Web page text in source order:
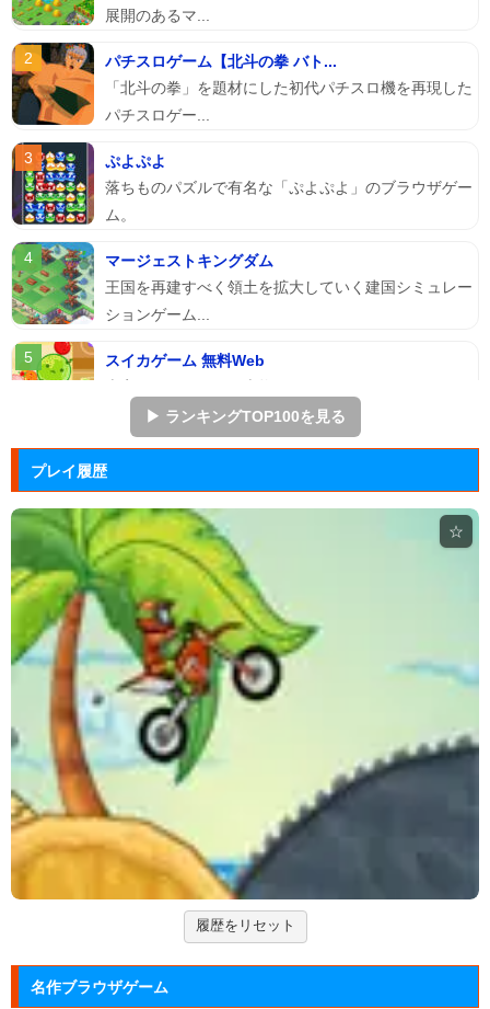
展開のあるマ...
パチスロゲーム【北斗の拳 バト...
「北斗の拳」を題材にした初代パチスロ機を再現した
パチスロゲー...
ぷよぷよ
落ちものパズルで有名な「ぷよぷよ」のブラウザゲー
ム。
マージェストキングダム
王国を再建すべく領土を拡大していく建国シミュレー
ションゲーム...
スイカゲーム 無料Web
のスイ...
Arkanoid
ド」の無料ゲー...
ジュエルカラーリング
宝石を入れ替えて床と同じ色に揃えるカラーパズルゲ
ーム。
アドファイ ウェブ版
回転する球体をリズムに合わせてクリックして進ませ
る音楽ゲーム...
Hole.io
物を吸い込むことで巨大化する穴が、街全体を吸い落
とすアクショ...
エヴァンゲリオン まごころを、...
実機スロット「エヴァンゲリオン まごころを、君
に」をシミュレ...
▶ ランキングTOP100を見る
プレイ履歴
☆
履歴をリセット
名作ブラウザゲーム